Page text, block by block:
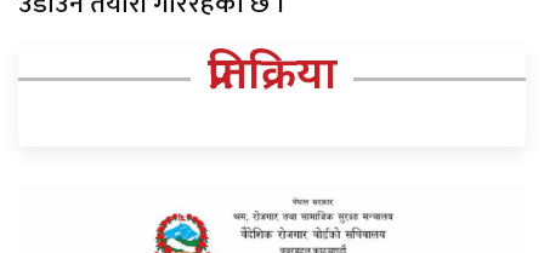
प्रतिक्रिया